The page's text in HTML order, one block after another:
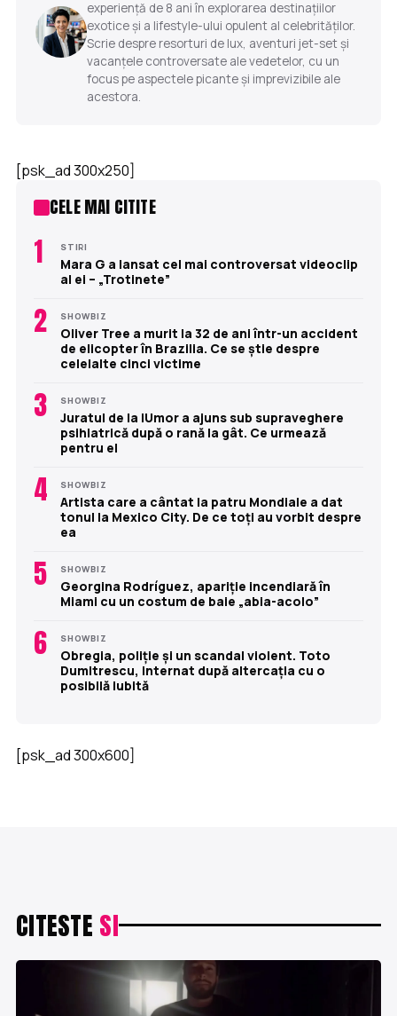
experiență de 8 ani în explorarea destinațiilor
exotice și a lifestyle-ului opulent al celebrităților.
Scrie despre resorturi de lux, aventuri jet-set și
vacanțele controversate ale vedetelor, cu un
focus pe aspectele picante și imprevizibile ale
acestora.
[psk_ad 300x250]
CELE MAI CITITE
1 STIRI
Mara G a lansat cel mai controversat videoclip
al ei – „Trotinete”
2 SHOWBIZ
Oliver Tree a murit la 32 de ani într-un accident
de elicopter în Brazilia. Ce se știe despre
celelalte cinci victime
3 SHOWBIZ
Juratul de la iUmor a ajuns sub supraveghere
psihiatrică după o rană la gât. Ce urmează
pentru el
4 SHOWBIZ
Artista care a cântat la patru Mondiale a dat
tonul la Mexico City. De ce toți au vorbit despre
ea
5 SHOWBIZ
Georgina Rodríguez, apariție incendiară în
Miami cu un costum de baie „abia-acolo”
6 SHOWBIZ
Obregia, poliție și un scandal violent. Toto
Dumitrescu, internat după altercația cu o
posibilă iubită
[psk_ad 300x600]
CITESTE SI